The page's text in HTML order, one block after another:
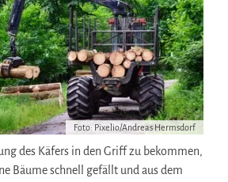
des Käfers in den Griff zu bekommen,
Bäume schnell gefällt und aus dem
Foto: Pixelio/Andreas Hermsdorf